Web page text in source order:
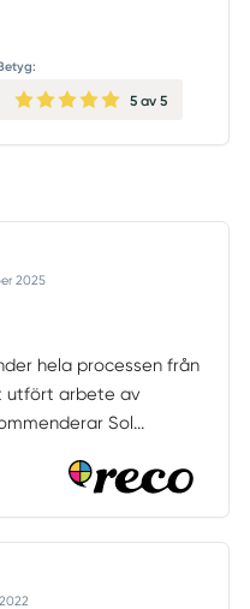
5 av 5
2025
hela processen från
utfört arbete av
Sol...